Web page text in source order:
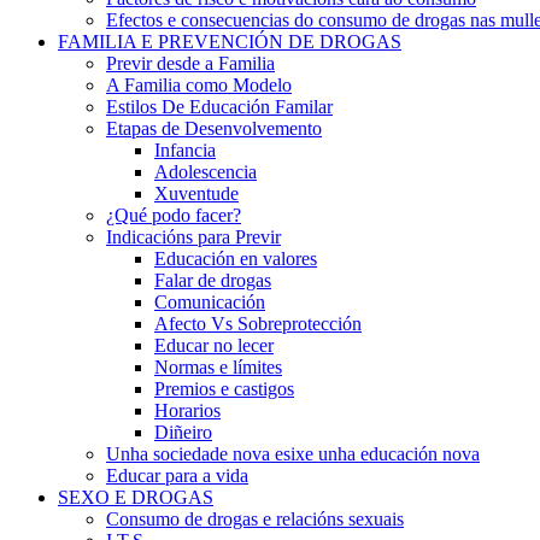
Efectos e consecuencias do consumo de drogas nas
FAMILIA E PREVENCIÓN DE DROGAS
Previr desde a Familia
A Familia como Modelo
Estilos De Educación Familar
Etapas de Desenvolvemento
Infancia
Adolescencia
Xuventude
¿Qué podo facer?
Indicacións para Previr
Educación en valores
Falar de drogas
Comunicación
Afecto Vs Sobreprotección
Educar no lecer
Normas e límites
Premios e castigos
Horarios
Diñeiro
Unha sociedade nova esixe unha educación nova
Educar para a vida
SEXO E DROGAS
Consumo de drogas e relacións sexuais